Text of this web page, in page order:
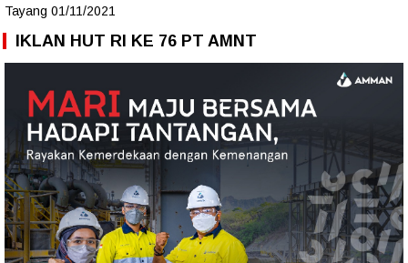
Tayang 01/11/2021
IKLAN HUT RI KE 76 PT AMNT